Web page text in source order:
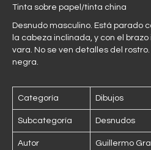
Tinta sobre papel/tinta china
Desnudo masculino. Está parado
la cabeza inclinada, y con el
vara. No se ven detalles del
negra.
Categoría Dibujos
Subcategoría Desnudos
Autor Guillermo